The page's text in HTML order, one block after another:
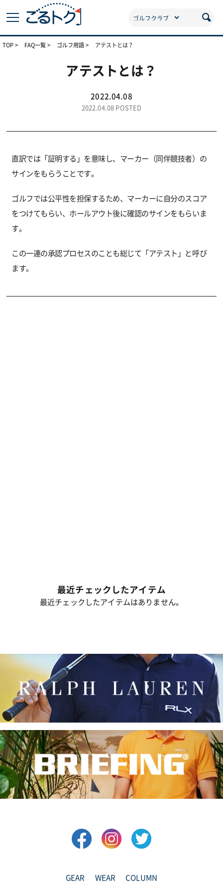
TOP FAQ一覧 ゴルフ用語 アテストとは？
アテストとは？
2022.04.08
2022.04.08 POSTED
直訳では「証明する」を意味し、マーカー（同伴競技者）の
サインをもらうことです。
ゴルフでは公平性を担保するため、マーカーに自分のスコア
をつけてもらい、ホールアウト後に確認のサインをもらいま
す。
この一連の承認プロセスのことも総じて「アテスト」と呼び
ます。
最近チェックしたアイテム
最近チェックしたアイテムはありません。
GEAR WEAR COLUMN